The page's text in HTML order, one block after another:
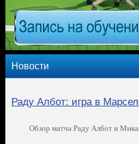
Новости
Раду Албот: игра в
Обзор матча Раду Албот и